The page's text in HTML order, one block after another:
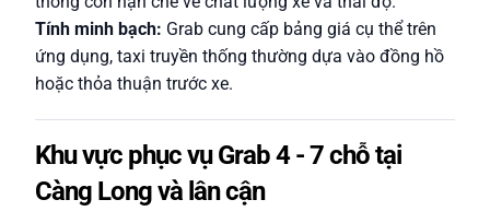
Tính minh bạch: Grab cung cấp bảng giá cụ thể trên
ứng dụng, taxi truyền thống thường dựa vào đồng hồ
hoặc thỏa thuận trước xe.
Khu vực phục vụ Grab 4 - 7 chỗ tại
Càng Long và lân cận